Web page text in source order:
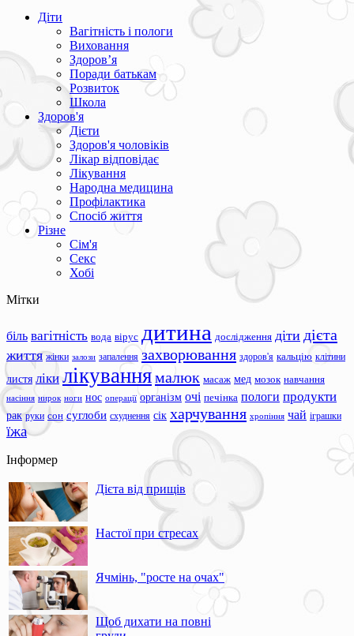
Діти
Вагітність і пологи
Виховання
Здоров’я
Поради батькам
Розвиток
Школа
Здоров'я
Дієти
Здоров'я чоловіків
Лікар відповідає
Лікування
Народна медицина
Профілактика
Спосіб життя
Різне
Сім'я
Секс
Хобі
Мітки
біль вагітність вода вірус дитина дослідження діти дієта
життя жінки залози запалення захворювання здоров'я кальцію клітини
листя ліки лікуваннямалюк масаж мед мозок навчання
насіння нирок ноги нос операції організм очі печінка пологи продукти
рак руки сон суглоби схуднення сік харчування хропіння чай іграшки
їжа
Інформер
Дієта від прищів
Настої при стресах
Ячмінь, "росте на очах"
Щоб дихати на повні